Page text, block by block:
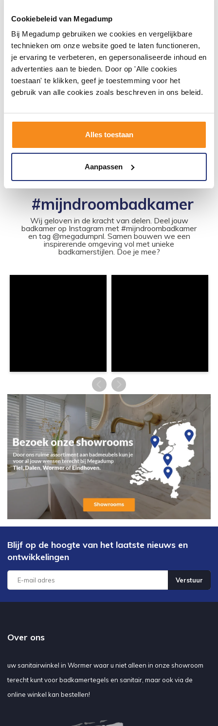
Cookiebeleid van Megadump
Bij Megadump gebruiken we cookies en vergelijkbare
technieken om onze website goed te laten functioneren,
je ervaring te verbeteren, en gepersonaliseerde inhoud en
advertenties aan te bieden. Door op 'Alle cookies
toestaan' te klikken, geef je toestemming voor het
gebruik van alle cookies zoals beschreven in ons beleid.
Alles toestaan
Aanpassen
Afmeting wastafel: 100x46x1,9 cm (bxdxh)
Keuze uit drie verschillende spiegels
Spiegel en kolomkast optioneel toe te voegen tegen
meerprijs
Exclusief sifon, kraan en afvoer
#mijndroombadkamer
Wij geloven in de kracht van delen. Deel jouw
badkamer op Instagram met #mijndroombadkamer
en tag @megadumpnl. Samen bouwen we een
inspirerende omgeving vol met unieke
badkamerstijlen. Doe je mee?
Blijf op de hoogte van het laatste nieuws en
ontwikkelingen
Verstuur
Over ons
uw sanitairwinkel in Wormer waar u niet alleen in onze showroom
terecht kunt voor badkamertegels en sanitair, maar ook via de
online winkel kan bestellen!